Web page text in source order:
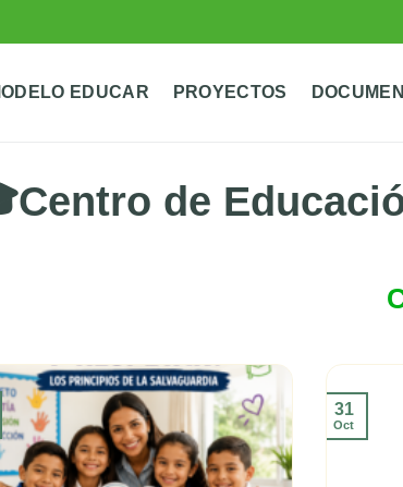
EDUCAR PROYECTOS
de
31
Oct